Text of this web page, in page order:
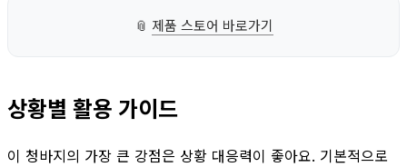
📎 제품 스토어 바로가기
상황별 활용 가이드
이 청바지의 가장 큰 강점은 상황 대응력이 좋아요. 기본적으로